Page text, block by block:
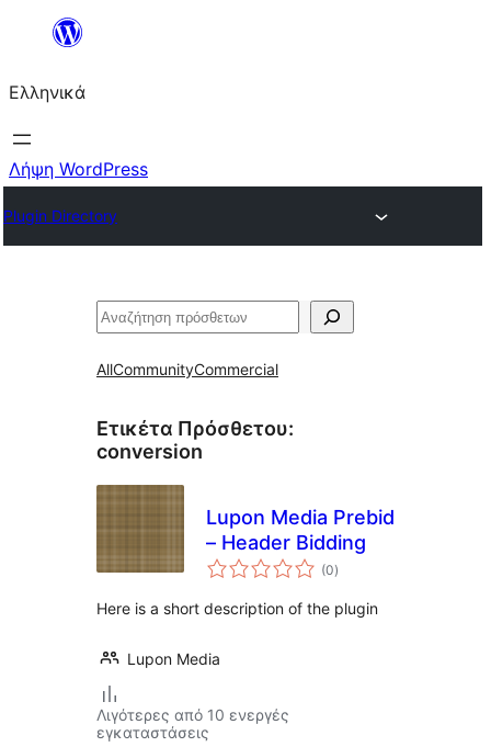
Μετάβαση
περιεχόμενο
Ελληνικά
Λήψη WordPress
Plugin Directory
Αναζήτηση
AllCommunityCommercial
Ετικέτα Πρόσθετου:
conversion
Lupon Media Prebid
– Header Bidding
(0αξιολογήσεις
σύνολο
)
Here is a short description of the plugin
Lupon Media
Λιγότερες από 10 ενεργές
εγκαταστάσεις